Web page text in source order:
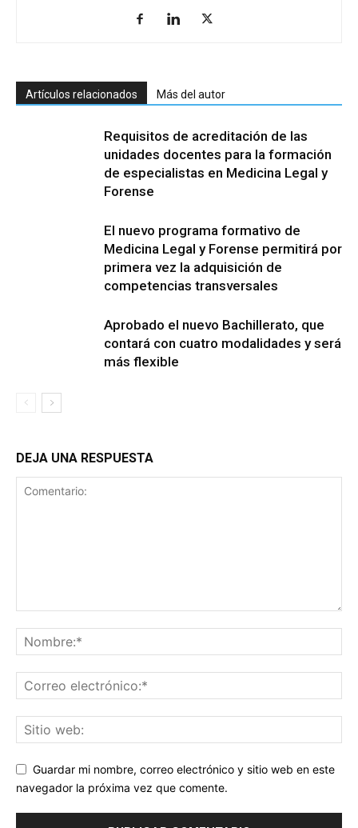
Artículos relacionados Más del autor
Requisitos de acreditación de las
unidades docentes para la formación
de especialistas en Medicina Legal y
Forense
El nuevo programa formativo de
Medicina Legal y Forense permitirá por
primera vez la adquisición de
competencias transversales
Aprobado el nuevo Bachillerato, que
contará con cuatro modalidades y será
más flexible
DEJA UNA RESPUESTA
Guardar mi nombre, correo electrónico y sitio web en este
navegador la próxima vez que comente.